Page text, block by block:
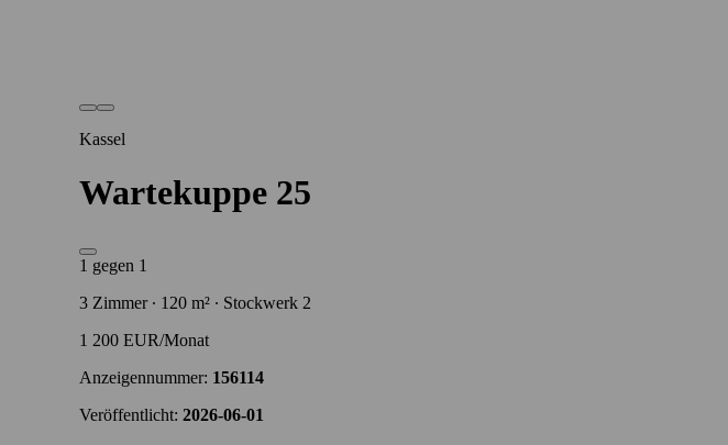
Kassel
Wartekuppe 25
1 gegen 1
3 Zimmer ∙ 120 m² ∙ Stockwerk 2
1 200 EUR/Monat
Anzeigennummer: 156114
Veröffentlicht: 2026-06-01